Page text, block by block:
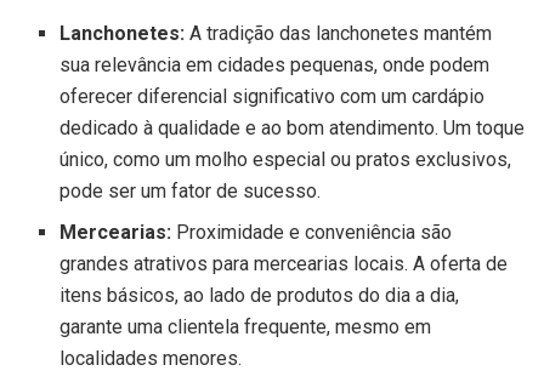
Lanchonetes: A tradição das lanchonetes mantém
sua relevância em cidades pequenas, onde podem
oferecer diferencial significativo com um cardápio
dedicado à qualidade e ao bom atendimento. Um toque
único, como um molho especial ou pratos exclusivos,
pode ser um fator de sucesso.
Mercearias: Proximidade e conveniência são
grandes atrativos para mercearias locais. A oferta de
itens básicos, ao lado de produtos do dia a dia,
garante uma clientela frequente, mesmo em
localidades menores.